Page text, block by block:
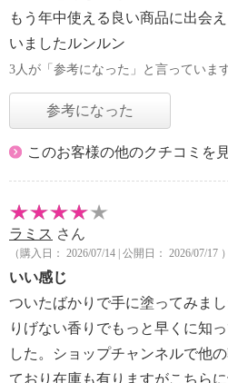
もう年中使える良い商品に出会
いましたルンルン
3人が「参考になった」と言っていま
参考になった
このお客様の他のクチコミを
ラミス さん
（購入日： 2026/07/14 | 公開日： 2026/07/17 ）
いい感じ
ついたばかりで手に塗ってみま
りげない香りでもっと早くに知
した。ショップチャンネルで他
ており在庫も有りますがこちら